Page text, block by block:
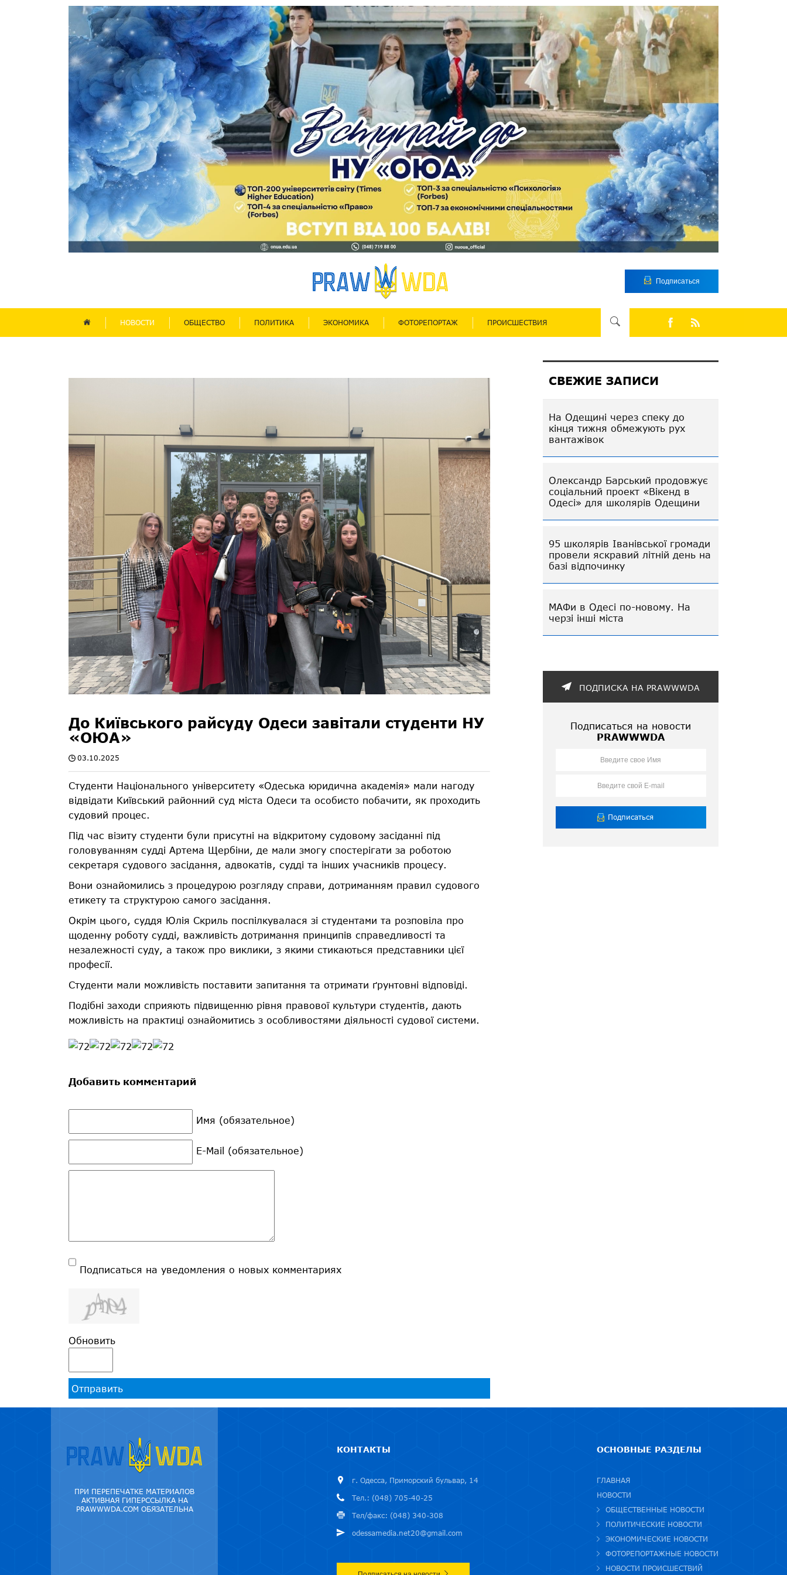
Подписаться
НОВОСТИ ОБЩЕСТВО ПОЛИТИКА ЭКОНОМИКА ФОТОРЕПОРТАЖ ПРОИСШЕСТВИЯ
До Київського райсуду Одеси завітали студенти НУ
«ОЮА»
03.10.2025
Студенти Національного університету «Одеська юридична академія» мали нагоду
відвідати Київський районний суд міста Одеси та особисто побачити, як проходить
судовий процес.
Під час візиту студенти були присутні на відкритому судовому засіданні під
головуванням судді Артема Щербіни, де мали змогу спостерігати за роботою
секретаря судового засідання, адвокатів, судді та інших учасників процесу.
Вони ознайомились з процедурою розгляду справи, дотриманням правил судового
етикету та структурою самого засідання.
Окрім цього, суддя Юлія Скриль поспілкувалася зі студентами та розповіла про
щоденну роботу судді, важливість дотримання принципів справедливості та
незалежності суду, а також про виклики, з якими стикаються представники цієї
професії.
Студенти мали можливість поставити запитання та отримати ґрунтовні відповіді.
Подібні заходи сприяють підвищенню рівня правової культури студентів, дають
можливість на практиці ознайомитись з особливостями діяльності судової системи.
Добавить комментарий
Имя (обязательное)
E-Mail (обязательное)
Подписаться на уведомления о новых комментариях
Обновить
Отправить
СВЕЖИЕ ЗАПИСИ
На Одещині через спеку до
кінця тижня обмежують рух
вантажівок
Олександр Барський продовжує
соціальний проект «Вікенд в
Одесі» для школярів Одещини
95 школярів Іванівської громади
провели яскравий літній день на
базі відпочинку
МАФи в Одесі по-новому. На
черзі інші міста
ПОДПИСКА НА PRAWWWDA
Подписаться на новости
PRAWWWDA
ПРИ ПЕРЕПЕЧАТКЕ МАТЕРИАЛОВ
АКТИВНАЯ ГИПЕРССЫЛКА НА
PRAWWWDA.COM ОБЯЗАТЕЛЬНА
КОНТАКТЫ
г. Одесса, Приморский бульвар, 14
Тел.: (048) 705-40-25
Тел/факс: (048) 340-308
odessamedia.net20@gmail.com
ОСНОВНЫЕ РАЗДЕЛЫ
ГЛАВНАЯ
НОВОСТИ
ОБЩЕСТВЕННЫЕ НОВОСТИ
ПОЛИТИЧЕСКИЕ НОВОСТИ
ЭКОНОМИЧЕСКИЕ НОВОСТИ
ФОТОРЕПОРТАЖНЫЕ НОВОСТИ
НОВОСТИ ПРОИСШЕСТВИЙ